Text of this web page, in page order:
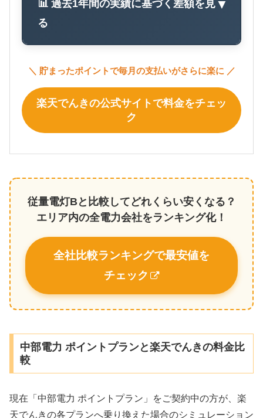
📊 過去1年間の実績に基づく差額を見
る
▼
＼ 貯まったポイントで毎月の支払いがさらに楽に ／
楽天でんきの公式サイトで料金をチェッ
ク
従量電灯Bと比較してどれくらい安くなる？
エリア内の全電力会社をランキング化！
全社比較ランキングで最安値を
チェック
中部電力 ポイントプランと楽天でんきの料金比
較
現在「中部電力 ポイントプラン」をご契約中の方が、楽
天でんきの各プランへ乗り換えた場合のシミュレーション